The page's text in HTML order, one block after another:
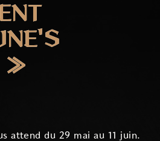
»
attend du 29 mai au 11 juin.